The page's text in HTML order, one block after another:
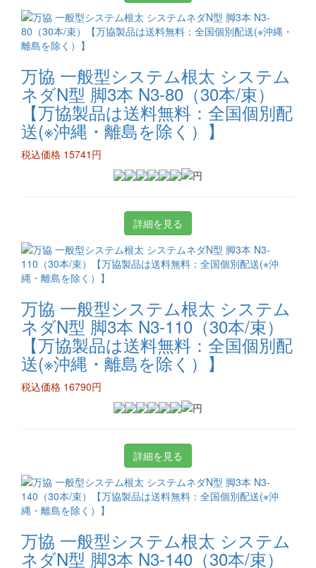
万協 一般型システム根太 システム
ネダN型 脚3本 N3-80（30本/束）
【万協製品は送料無料：全国個別配
送(※沖縄・離島を除く）】
税込価格 15741円
詳細を見る
万協 一般型システム根太 システム
ネダN型 脚3本 N3-110（30本/束）
【万協製品は送料無料：全国個別配
送(※沖縄・離島を除く）】
税込価格 16790円
詳細を見る
万協 一般型システム根太 システム
ネダN型 脚3本 N3-140（30本/束）